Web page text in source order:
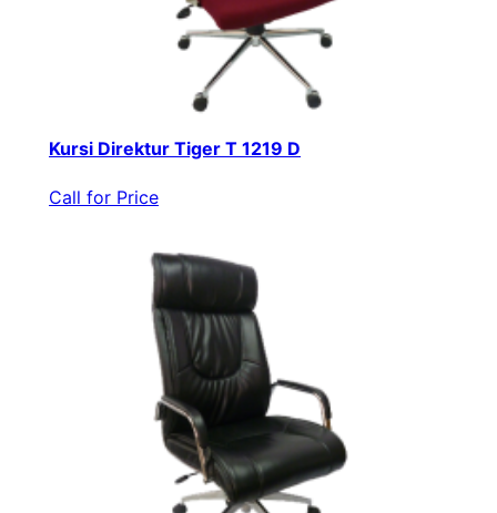
Kursi Direktur Tiger T 1219 D
Call for Price